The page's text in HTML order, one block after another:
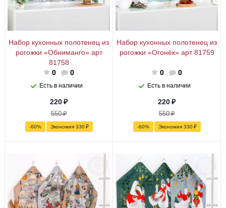
Набор кухонных полотенец из
рогожки «Обниманго» арт
81758
0
0
Есть в наличии
220₽
550₽
-60% Экономия 330₽
Набор кухонных полотенец из
рогожки «Огонёк» арт 81759
0 0
Есть в наличии
220₽
550₽
-60% Экономия 330₽